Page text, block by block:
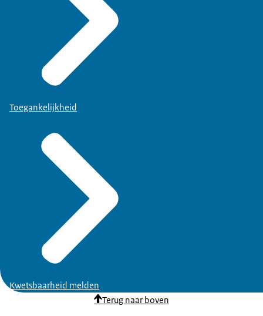
Toegankelijkheid
Kwetsbaarheid melden
Terug naar boven